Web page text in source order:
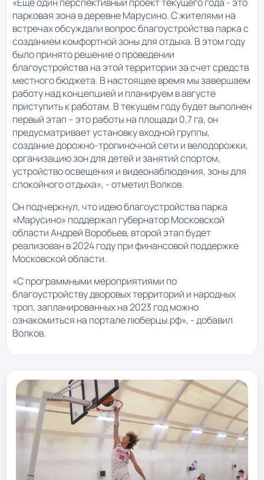
«Еще один перспективный проект текущего года - это
парковая зона в деревне Марусино. С жителями на
встречах обсуждали вопрос благоустройства парка с
созданием комфортной зоны для отдыха. В этом году
было принято решение о проведении
благоустройства на этой территории за счет средств
местного бюджета. В настоящее время мы завершаем
работу над концепцией и планируем в августе
приступить к работам. В текущем году будет выполнен
первый этап – это работы на площади 0,7 га, он
предусматривает установку входной группы,
создание дорожно-тропиночной сети и велодорожки,
организацию зон для детей и занятий спортом,
устройство освещения и видеонаблюдения, зоны для
спокойного отдыха», - отметил Волков.
Он подчеркнул, что идею благоустройства парка
«Марусино» поддержал губернатор Московской
области Андрей Воробьев, второй этап будет
реализован в 2024 году при финансовой поддержке
Московской области.
«С программными мероприятиями по
благоустройству дворовых территорий и народных
троп, запланированных на 2023 год можно
ознакомиться на портале люберцы.рф», - добавил
Волков.